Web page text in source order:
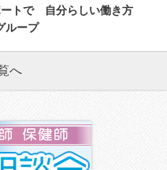
トで 自分らしい働き方
ループ
へ